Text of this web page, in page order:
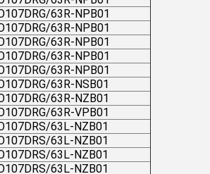
63R-NPB01
63R-NPB01
63R-NPB01
63R-NPB01
63R-NPB01
63R-NSB01
63R-NZB01
63R-VPB01
63L-NZB01
63L-NZB01
63L-NZB01
63L-NZB01